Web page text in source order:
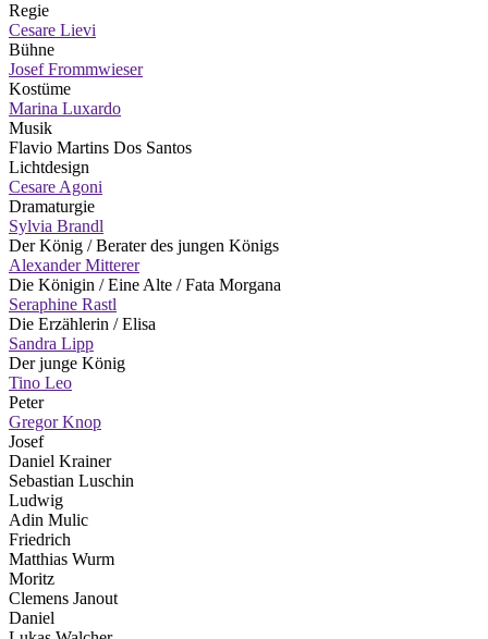
Regie
Cesare Lievi
Bühne
Josef Frommwieser
Kostüme
Marina Luxardo
Musik
Flavio Martins Dos Santos
Lichtdesign
Cesare Agoni
Dramaturgie
Sylvia Brandl
Der König / Berater des jungen Königs
Alexander Mitterer
Die Königin / Eine Alte / Fata Morgana
Seraphine Rastl
Die Erzählerin / Elisa
Sandra Lipp
Der junge König
Tino Leo
Peter
Gregor Knop
Josef
Daniel Krainer
Sebastian Luschin
Ludwig
Adin Mulic
Friedrich
Matthias Wurm
Moritz
Clemens Janout
Daniel